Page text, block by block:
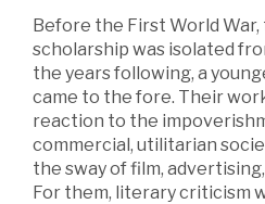
Before the First World
scholarship was isolated
the years following, a
came to the fore. Their
reaction to the
commercial, utilitarian
the sway of film,
For them, literary criticism